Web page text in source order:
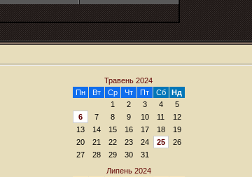
Травень 2024
Пн
Вт Ср Чт Пт Сб
Нд
1
2 3 4
5
6
7 8 9 10 11
12
13
14 15 16 17 18
19
20
21 22 23 24 25
26
27
28 29 30
31
Липень 2024